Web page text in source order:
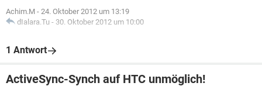
Achim.M - 24. Oktober 2012 um 13:19
dIalara.Tu - 30. Oktober 2012 um 10:00
1 Antwort
ActiveSync-Synch auf HTC unmöglich!